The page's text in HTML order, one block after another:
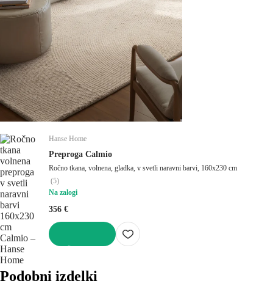
Hanse Home
Preproga Calmio
Ročno tkana, volnena, gladka, v svetli naravni barvi, 160x230 cm
(5)
Na zalogi
356 €
Podobni izdelki